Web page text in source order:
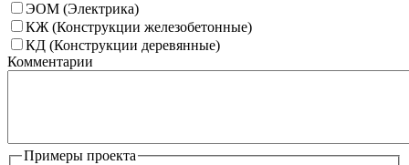
ЭОМ (Электрика)
КЖ (Конструкции железобетонные)
КД (Конструкции деревянные)
Комментарии
Примеры проекта